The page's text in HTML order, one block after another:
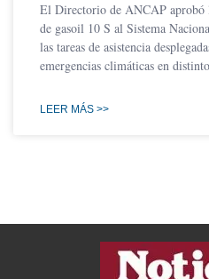
El Directorio de ANCAP aprobó
de gasoil 10 S al Sistema
las tareas de asistencia
emergencias climáticas en
LEER MÁS >>